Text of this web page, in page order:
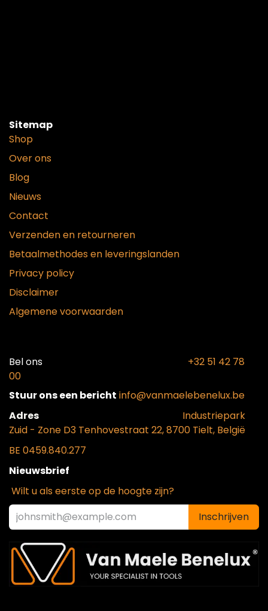
Sitemap
Shop
Over ons
Blog
Nieuws
Contact
Verzenden en retourneren
Betaalmethodes en leveringslanden
Privacy policy
Disclaimer
Algemene voorwaarden
Bel ons​
+32 51 42 78
00
Stuur ons een bericht info@vanmaelebenelux.be
Adr​es
​Industriepark
Zuid - Zone D3 Tenhovestraat 22, 8700 Tielt, België
BE 0459.840.277
Nieuwsbrief
Wilt u als eerste op de hoogte zijn?
Inschrijven